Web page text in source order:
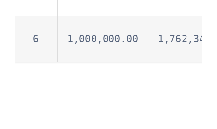
6 1,000,000.00 1,762,342